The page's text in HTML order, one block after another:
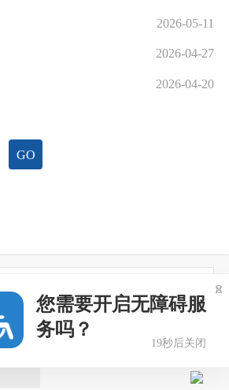
2026-05-11
2026-04-27
2026-04-20
GO
您需要开启无障碍服
务吗？
18秒后关闭
